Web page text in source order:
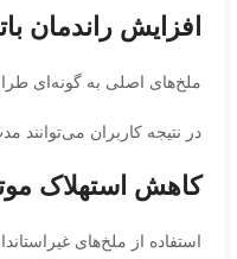
افزایش راندمان
ملخ‌های اصلی به گونه‌ای
در نتیجه کاربران می‌توانند
کاهش استهلاک
استفاده از ملخ‌های